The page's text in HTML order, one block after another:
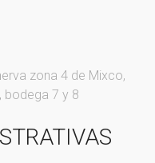
zona 4 de Mixco,
bodega 7 y 8